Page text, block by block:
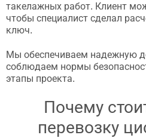
такелажных работ. Клиент
чтобы специалист сделал
ключ.
Мы обеспечиваем надежную
соблюдаем нормы
этапы проекта.
Почему
перевозку